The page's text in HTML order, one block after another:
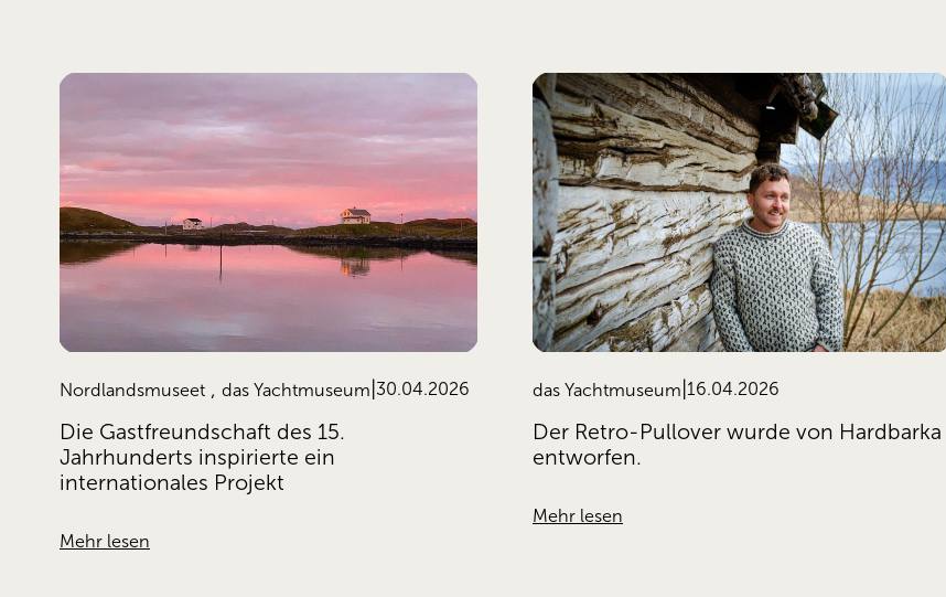
Nordlandsmuseet , das Yachtmuseum 30.04.2026
Die Gastfreundschaft des 15.
Jahrhunderts inspirierte ein
internationales Projekt
Mehr lesen
das Yachtmuseum 16.04.2026
Der Retro-Pullover wurde von Hardbarka
entworfen.
Mehr lesen